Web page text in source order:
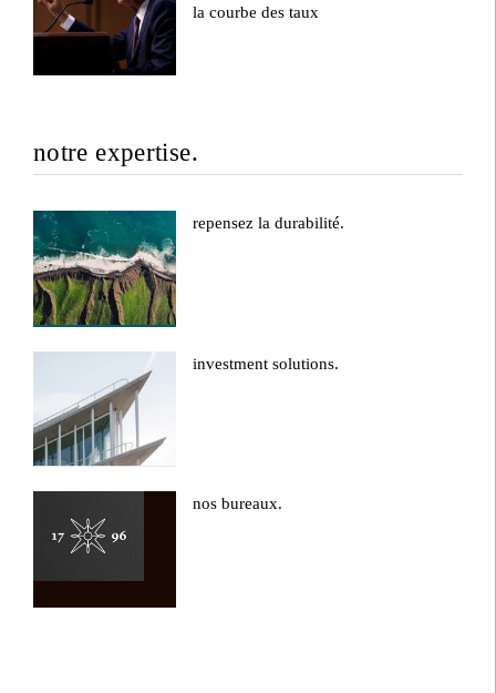
la courbe des taux
notre expertise.
repensez la durabilité.
investment solutions.
nos bureaux.